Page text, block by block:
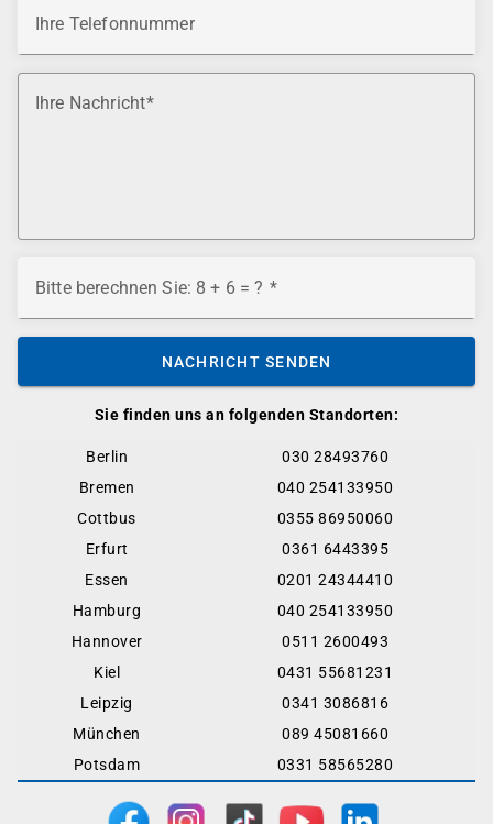
Sie finden uns an folgenden Standorten:
Berlin
030 28493760
Bremen
040 254133950
Cottbus
0355 86950060
Erfurt
0361 6443395
Essen
0201 24344410
Hamburg
040 254133950
Hannover
0511 2600493
Kiel
0431 55681231
Leipzig
0341 3086816
München
089 45081660
Potsdam
0331 58565280
Ihre Telefonnummer
Ihre Nachricht
Bitte berechnen Sie: 8 + 6 = ?
NACHRICHT SENDEN